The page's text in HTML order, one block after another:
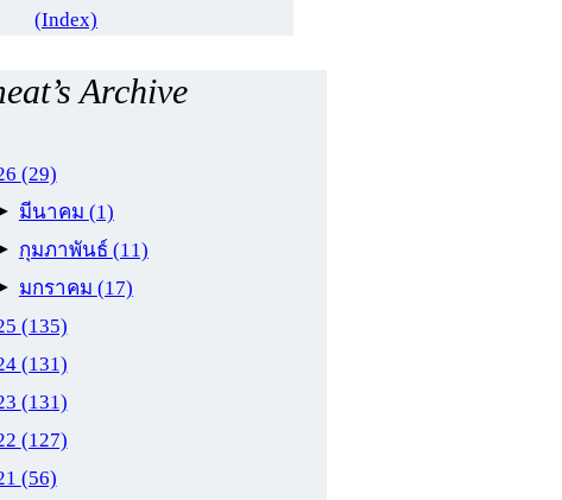
(Index)
Archive
(29)
มีนาคม (1)
กุมภาพันธ์ (11)
มกราคม (17)
(135)
(131)
(131)
(127)
(56)